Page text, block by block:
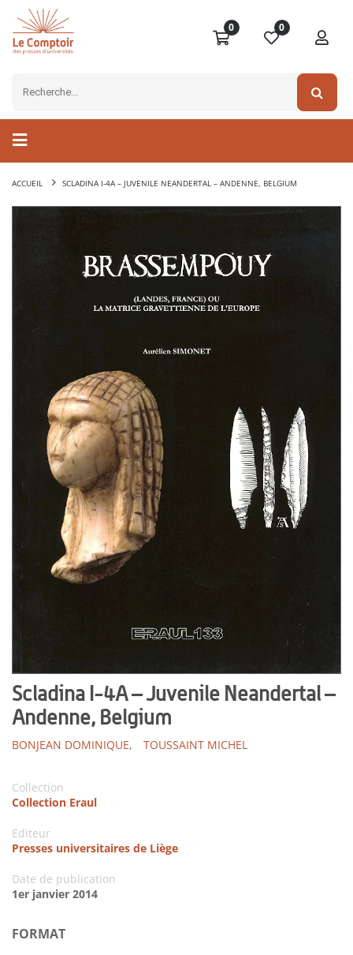
0 0
ACCUEIL SCLADINA I-4A – JUVENILE NEANDERTAL – ANDENNE, BELGIUM
Scladina I-4A – Juvenile Neandertal –
Andenne, Belgium
BONJEAN DOMINIQUE, TOUSSAINT MICHEL
Collection
Collection Eraul
Editeur
Presses universitaires de Liège
Date de publication
1er janvier 2014
FORMAT